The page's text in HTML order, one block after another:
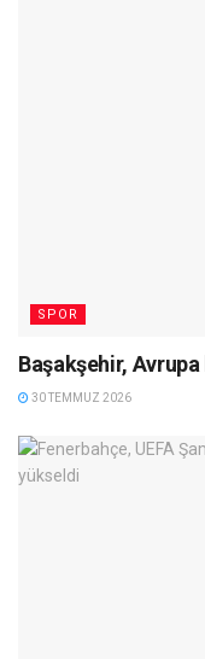
SPOR
Başakşehir,
30 TEMMUZ 2026